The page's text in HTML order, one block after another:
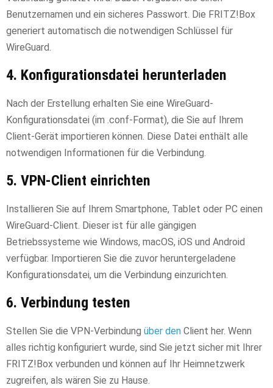
Benutzernamen und ein sicheres Passwort. Die FRITZ!Box
generiert automatisch die notwendigen Schlüssel für
WireGuard.
4. Konfigurationsdatei herunterladen
Nach der Erstellung erhalten Sie eine WireGuard-
Konfigurationsdatei (im .conf-Format), die Sie auf Ihrem
Client-Gerät importieren können. Diese Datei enthält alle
notwendigen Informationen für die Verbindung.
5. VPN-Client einrichten
Installieren Sie auf Ihrem Smartphone, Tablet oder PC einen
WireGuard-Client. Dieser ist für alle gängigen
Betriebssysteme wie Windows, macOS, iOS und Android
verfügbar. Importieren Sie die zuvor heruntergeladene
Konfigurationsdatei, um die Verbindung einzurichten.
6. Verbindung testen
Stellen Sie die VPN-Verbindung über den Client her. Wenn
alles richtig konfiguriert wurde, sind Sie jetzt sicher mit Ihrer
FRITZ!Box verbunden und können auf Ihr Heimnetzwerk
zugreifen, als wären Sie zu Hause.